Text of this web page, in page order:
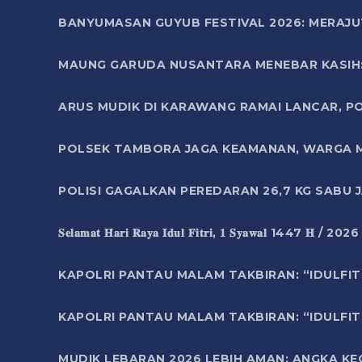
BANYUMASAN GUYUB FESTIVAL 2026:
MAUNG GARUDA NUSANTARA MENEBAR
ARUS MUDIK DI KARAWANG RAMAI LANCAR,
POLSEK TAMBORA JAGA KEAMANAN, WARGA
POLISI GAGALKAN PEREDARAN 26,7 KG
𝐒𝐞𝐥𝐚𝐦𝐚𝐭 𝐇𝐚𝐫𝐢 𝐑𝐚𝐲𝐚 𝐈𝐝𝐮𝐥 𝐅𝐢𝐭𝐫𝐢, 𝟏 𝐒𝐲𝐚𝐰𝐚𝐥 1447 𝐇 /
KAPOLRI PANTAU MALAM TAKBIRAN:
KAPOLRI PANTAU MALAM TAKBIRAN:
MUDIK LEBARAN 2026 LEBIH AMAN: ANGKA